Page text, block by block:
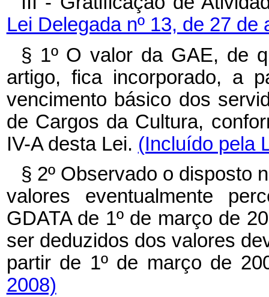
Lei Delegada nº 13, de 27 de
§ 1º O valor da GAE, de
artigo, fica incorporado, a
vencimento básico dos
de Cargos da Cultura,
IV-A desta Lei. (Incluído pela
§ 2º Observado o disposto
valores eventualmente
GDATA de 1º de março de
ser deduzidos dos valores
partir de 1º de março de
2008)